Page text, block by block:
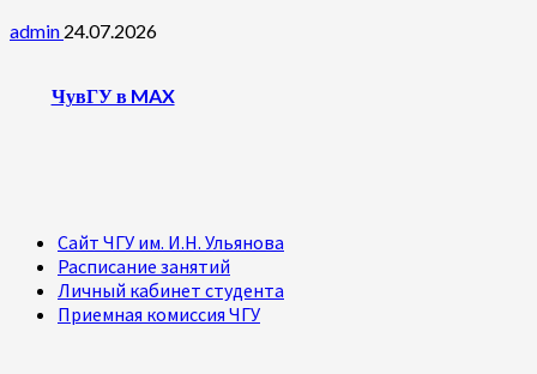
admin 24.07.2026
ЧувГУ в MAX
Сайт ЧГУ им. И.Н. Ульянова
Расписание занятий
Личный кабинет студента
Приемная комиссия ЧГУ